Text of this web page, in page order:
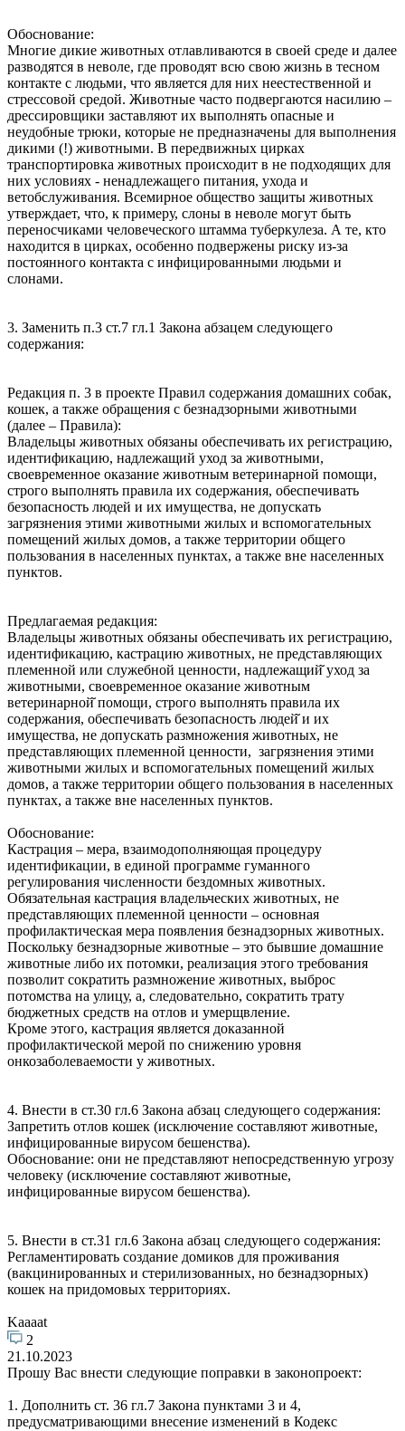
Обоснование:
Многие дикие животных отлавливаются в своей среде и далее
разводятся в неволе, где проводят всю свою жизнь в тесном
контакте с людьми, что является для них неестественной и
стрессовой средой. Животные часто подвергаются насилию –
дрессировщики заставляют их выполнять опасные и
неудобные трюки, которые не предназначены для выполнения
дикими (!) животными. В передвижных цирках
транспортировка животных происходит в не подходящих для
них условиях - ненадлежащего питания, ухода и
ветобслуживания. Всемирное общество защиты животных
утверждает, что, к примеру, слоны в неволе могут быть
переносчиками человеческого штамма туберкулеза. А те, кто
находится в цирках, особенно подвержены риску из-за
постоянного контакта с инфицированными людьми и
слонами.
3. Заменить п.3 ст.7 гл.1 Закона абзацем следующего
содержания:
Редакция п. 3 в проекте Правил содержания домашних собак,
кошек, а также обращения с безнадзорными животными
(далее – Правила):
Владельцы животных обязаны обеспечивать их регистрацию,
идентификацию, надлежащий уход за животными,
своевременное оказание животным ветеринарной помощи,
строго выполнять правила их содержания, обеспечивать
безопасность людей и их имущества, не допускать
загрязнения этими животными жилых и вспомогательных
помещений жилых домов, а также территории общего
пользования в населенных пунктах, а также вне населенных
пунктов.
Предлагаемая редакция:
Владельцы животных обязаны обеспечивать их регистрацию,
идентификацию, кастрацию животных, не представляющих
племенной или служебной ценности, надлежащий̆ уход за
животными, своевременное оказание животным
ветеринарной̆ помощи, строго выполнять правила их
содержания, обеспечивать безопасность людей̆ и их
имущества, не допускать размножения животных, не
представляющих племенной ценности, загрязнения этими
животными жилых и вспомогательных помещений жилых
домов, а также территории общего пользования в населенных
пунктах, а также вне населенных пунктов.
Обоснование:
Кастрация – мера, взаимодополняющая процедуру
идентификации, в единой программе гуманного
регулирования численности бездомных животных.
Обязательная кастрация владельческих животных, не
представляющих племенной ценности – основная
профилактическая мера появления безнадзорных животных.
Поскольку безнадзорные животные – это бывшие домашние
животные либо их потомки, реализация этого требования
позволит сократить размножение животных, выброс
потомства на улицу, а, следовательно, сократить трату
бюджетных средств на отлов и умерщвление.
Кроме этого, кастрация является доказанной
профилактической мерой по снижению уровня
онкозаболеваемости у животных.
4. Внести в ст.30 гл.6 Закона абзац следующего содержания:
Запретить отлов кошек (исключение составляют животные,
инфицированные вирусом бешенства).
Обоснование: они не представляют непосредственную угрозу
человеку (исключение составляют животные,
инфицированные вирусом бешенства).
5. Внести в ст.31 гл.6 Закона абзац следующего содержания:
Регламентировать создание домиков для проживания
(вакцинированных и стерилизованных, но безнадзорных)
кошек на придомовых территориях.
Kaaaat
2
21.10.2023
Прошу Вас внести следующие поправки в законопроект:
1. Дополнить ст. 36 гл.7 Закона пунктами 3 и 4,
предусматривающими внесение изменений в Кодекс